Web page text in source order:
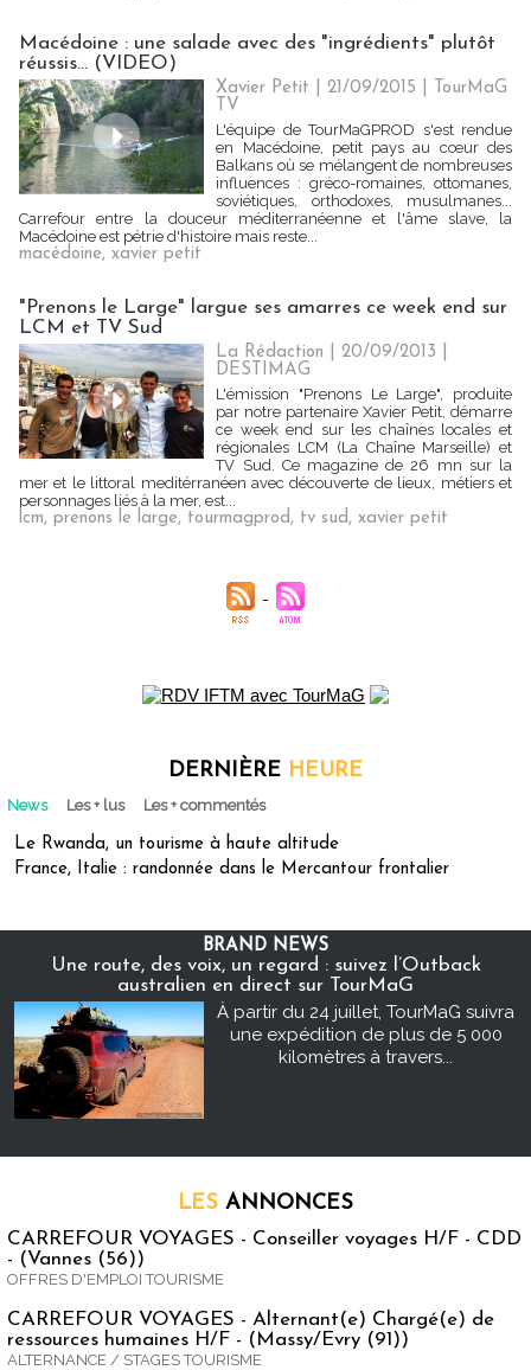
Macédoine : une salade avec des "ingrédients" plutôt
réussis... (VIDEO)
Xavier Petit | 21/09/2015
TourMaG
TV
L'équipe de TourMaGPROD s'est rendue
en Macédoine, petit pays au cœur des
Balkans où se mélangent de nombreuses
influences : gréco-romaines, ottomanes,
soviétiques, orthodoxes, musulmanes...
Carrefour entre la douceur méditerranéenne et l'âme slave, la
Macédoine est pétrie d'histoire mais reste...
macédoine, xavier petit
"Prenons le Large" largue ses amarres ce week end sur
LCM et TV Sud
La Rédaction | 20/09/2013
DESTIMAG
L'émission "Prenons Le Large", produite
par notre partenaire Xavier Petit, démarre
ce week end sur les chaînes locales et
régionales LCM (La Chaîne Marseille) et
TV Sud. Ce magazine de 26 mn sur la
mer et le littoral meditérranéen avec découverte de lieux, métiers et
personnages liés à la mer, est...
lcm, prenons le large, tourmagprod, tv sud, xavier petit
DERNIÈRE HEURE
News Les + lus Les + commentés
Le Rwanda, un tourisme à haute altitude
France, Italie : randonnée dans le Mercantour frontalier
BRAND NEWS
Une route, des voix, un regard : suivez l’Outback
australien en direct sur TourMaG
À partir du 24 juillet, TourMaG suivra
une expédition de plus de 5 000
kilomètres à travers...
LES ANNONCES
CARREFOUR VOYAGES - Conseiller voyages H/F - CDD
- (Vannes (56))
OFFRES D'EMPLOI TOURISME
CARREFOUR VOYAGES - Alternant(e) Chargé(e) de
ressources humaines H/F - (Massy/Evry (91))
ALTERNANCE / STAGES TOURISME